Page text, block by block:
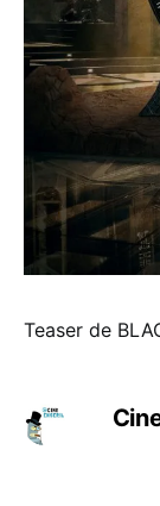
Teaser de